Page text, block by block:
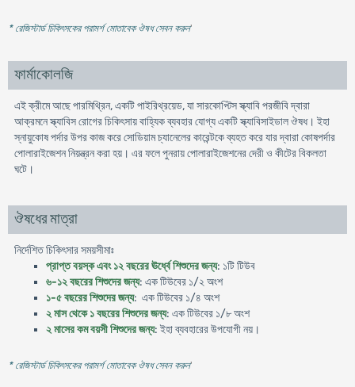
* রেজিস্টার্ড চিকিৎসকের পরামর্শ মোতাবেক ঔষধ সেবন করুন'
ফার্মাকোলজি
এই ক্রীমে আছে পারমিথ্রিন, একটি পাইরিথ্রয়েড, যা সারকোপ্টি‌স স্ক্যাবি পরজীবি দ্বারা
আক্রমনে স্ক্যাবিস রোগের চিকিৎসায় বাহ্যিক ব্যবহার যোগ্য একটি স্ক্যাবিসাইডাল ঔষধ। ইহা
স্নায়ুকোষ পর্দার উপর কাজ করে সোডিয়াম চ্যানেলের কারেন্টকে ব্যহত করে যার দ্বারা কোষপর্দার
পোলারাইজেশন নিয়ন্ত্রন করা হয়। এর ফলে পুনরায় পোলারাইজেশনের দেরী ও কীটের বিকলতা
ঘটে।
ঔষধের মাত্রা
নির্দেশিত চিকিৎসার সময়সীমাঃ
প্রাপ্ত বয়স্ক এবং ১২ বছরের ঊর্ধ্বে শিশুদের জন্য: ১টি টিউব
৬-১২ বছরের শিশুদের জন্য: এক টিউবের ১/২ অংশ
১-৫ বছরের শিশুদের জন্য: এক টিউবের ১/৪ অংশ
২ মাস থেকে ১ বছরের শিশুদের জন্য: এক টিউবের ১/৮ অংশ
২ মাসের কম বয়সী শিশুদের জন্য: ইহা ব্যবহারের উপযোগী নয়।
* রেজিস্টার্ড চিকিৎসকের পরামর্শ মোতাবেক ঔষধ সেবন করুন'